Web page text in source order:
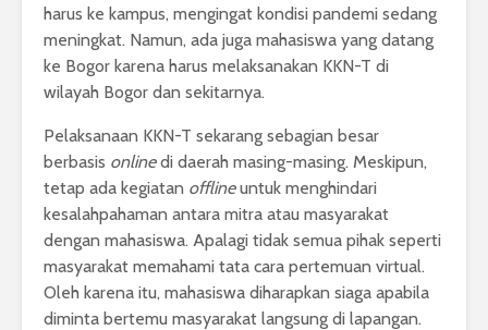
harus ke kampus, mengingat kondisi pandemi sedang
meningkat. Namun, ada juga mahasiswa yang datang
ke Bogor karena harus melaksanakan KKN-T di
wilayah Bogor dan sekitarnya.
Pelaksanaan KKN-T sekarang sebagian besar
berbasis onlinedi daerah masing-masing. Meskipun,
tetap ada kegiatan offlineuntuk menghindari
kesalahpahaman antara mitra atau masyarakat
dengan mahasiswa. Apalagi tidak semua pihak seperti
masyarakat memahami tata cara pertemuan virtual.
Oleh karena itu, mahasiswa diharapkan siaga apabila
diminta bertemu masyarakat langsung di lapangan.